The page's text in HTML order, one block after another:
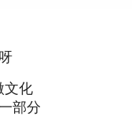
文化
部分